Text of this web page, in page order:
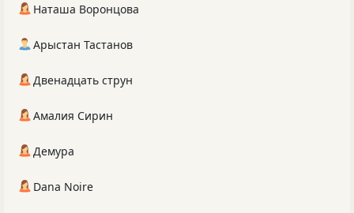
Наташа Воронцова
Арыстан Тастанов
Двенадцать струн
Амалия Сирин
Демура
Dana Noire